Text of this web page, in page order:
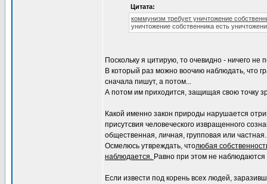
Цитата:
коммунизм требует уничтожение
уничтожение собственника есть
Поскольку я цитирую, то очевидно - ничего не
В который раз можно воочию наблюдать, что
сначала пишут, а потом...
А потом им приходится, защищая свою точку
Какой именно закон природы нарушается
присутсвия человеческого извращенного
общественная, личная, групповая или
Осмелюсь утвреждать, чтолюбая
наблюдается. Равно при этом не наблюдаются
Если извести под корень всех людей,